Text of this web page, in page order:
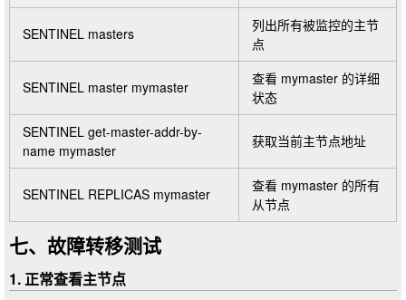
SENTINEL masters
列出所有被监控的主节
点
SENTINEL master mymaster 查看 mymaster 的详细
状态
SENTINEL get-master-addr-by-
name mymaster
获取当前主节点地址
SENTINEL REPLICAS mymaster 查看 mymaster 的所有
从节点
七、故障转移测试
1. 正常查看主节点